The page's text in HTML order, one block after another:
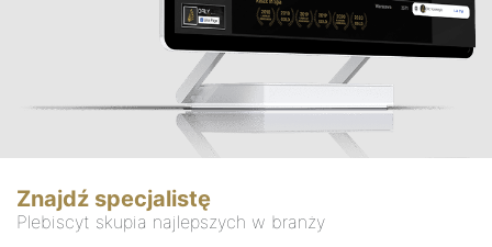
Znajdź specjalistę
Plebiscyt skupia najlepszych w branży